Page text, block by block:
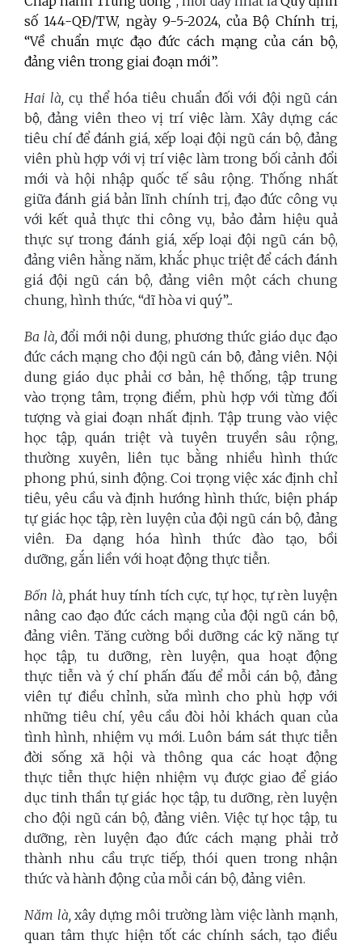
số 144-QĐ/TW, ngày 9-5-2024, của Bộ Chính trị,
“Về chuẩn mực đạo đức cách mạng của cán bộ,
đảng viên trong giai đoạn mới”.
Hai là, cụ thể hóa tiêu chuẩn đối với đội ngũ cán
bộ, đảng viên theo vị trí việc làm. Xây dựng các
tiêu chí để đánh giá, xếp loại đội ngũ cán bộ, đảng
viên phù hợp với vị trí việc làm trong bối cảnh đổi
mới và hội nhập quốc tế sâu rộng. Thống nhất
giữa đánh giá bản lĩnh chính trị, đạo đức công vụ
với kết quả thực thi công vụ, bảo đảm hiệu quả
thực sự trong đánh giá, xếp loại đội ngũ cán bộ,
đảng viên hằng năm, khắc phục triệt để cách đánh
giá đội ngũ cán bộ, đảng viên một cách chung
chung, hình thức, “dĩ hòa vi quý”...
Ba là, đổi mới nội dung, phương thức giáo dục đạo
đức cách mạng cho đội ngũ cán bộ, đảng viên. Nội
dung giáo dục phải cơ bản, hệ thống, tập trung
vào trọng tâm, trọng điểm, phù hợp với từng đối
tượng và giai đoạn nhất định. Tập trung vào việc
học tập, quán triệt và tuyên truyền sâu rộng,
thường xuyên, liên tục bằng nhiều hình thức
phong phú, sinh động. Coi trọng việc xác định chỉ
tiêu, yêu cầu và định hướng hình thức, biện pháp
tự giác học tập, rèn luyện của đội ngũ cán bộ, đảng
viên. Đa dạng hóa hình thức đào tạo, bồi
dưỡng, gắn liền với hoạt động thực tiễn.
Bốn là, phát huy tính tích cực, tự học, tự rèn luyện
nâng cao đạo đức cách mạng của đội ngũ cán bộ,
đảng viên. Tăng cường bồi dưỡng các kỹ năng tự
học tập, tu dưỡng, rèn luyện, qua hoạt động
thực tiễn và ý chí phấn đấu để mỗi cán bộ, đảng
viên tự điều chỉnh, sửa mình cho phù hợp với
những tiêu chí, yêu cầu đòi hỏi khách quan của
tình hình, nhiệm vụ mới. Luôn bám sát thực tiễn
đời sống xã hội và thông qua các hoạt động
thực tiễn thực hiện nhiệm vụ được giao để giáo
dục tinh thần tự giác học tập, tu dưỡng, rèn luyện
cho đội ngũ cán bộ, đảng viên. Việc tự học tập, tu
dưỡng, rèn luyện đạo đức cách mạng phải trở
thành nhu cầu trực tiếp, thói quen trong nhận
thức và hành động của mỗi cán bộ, đảng viên.
Năm là, xây dựng môi trường làm việc lành mạnh,
quan tâm thực hiện tốt các chính sách, tạo điều